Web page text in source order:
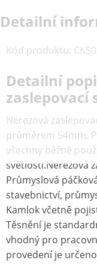
Detailní
Kód produktu:
Detailní
zaslepovací
Nerezová
průměrem 54mm.
všechny běžně
světlosti.Nerezová
Průmyslová
stavebnictví,
Kamlok včetně
Těsnění je
vhodný pro
provedení je